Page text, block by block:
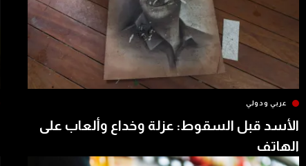
عربي ودولي
الأسد قبل السقوط: عزلة وخداع وألعاب على
الهاتف